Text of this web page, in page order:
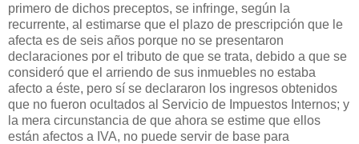
primero de dichos preceptos, se infringe, según la
recurrente, al estimarse que el plazo de prescripción que le
afecta es de seis años porque no se presentaron
declaraciones por el tributo de que se trata, debido a que se
consideró que el arriendo de sus inmuebles no estaba
afecto a éste, pero sí se declararon los ingresos obtenidos
que no fueron ocultados al Servicio de Impuestos Internos; y
la mera circunstancia de que ahora se estime que ellos
están afectos a IVA, no puede servir de base para